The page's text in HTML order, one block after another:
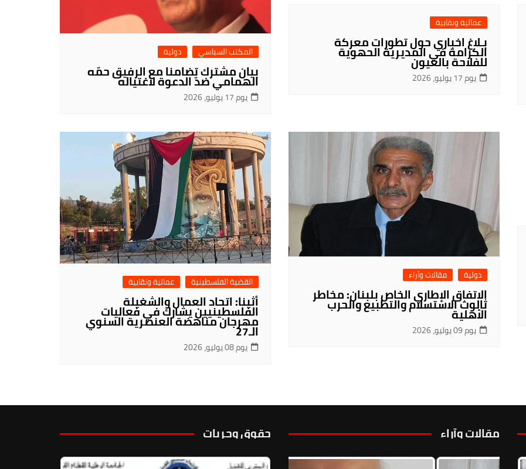
عمالية ونقابية
بـلاغ اخباري حول تطورات معركة
الكرامة في المديرية الحهوية
للفلاحة بالعيون
يوم 17 يوليو، 2026
المكتب السياسي دولية
بيان مشترك تضامنا مع الرفيق حمّه
الهمامي ضدّ الدعوة لاغتياله
يوم 17 يوليو، 2026
دولية مقالات وآراء
الاتفاق الإطاري الخاص بلبنان: مخاطر
ثالوث الاستسلام والتطبيع والحرب
الأهلية
يوم 09 يوليو، 2026
القضية الفلسطينية عمالية ونقابية
أثينا: اتحاد العمال والشغيلة
الفلسطينيين يشارك في فعاليات
مهرجان مناهضة العنصرية السنوي
الـ27
يوم 08 يوليو، 2026
مقالات وآراء حقوق وحريات